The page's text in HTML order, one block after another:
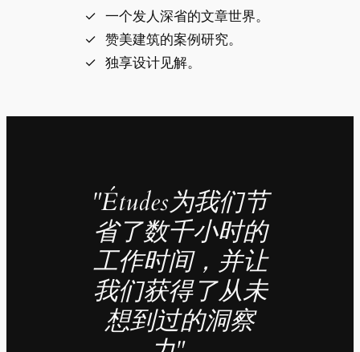
一个发人深省的文章世界。
赞美建筑的案例研究。
独享设计见解。
"Études为我们节
省了数千小时的
工作时间，并让
我们获得了从未
想到过的洞察